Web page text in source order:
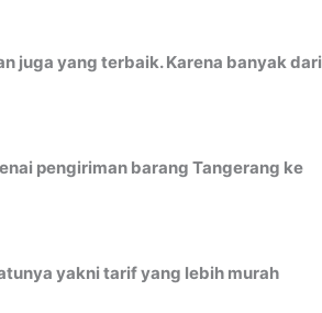
juga yang terbaik. Karena banyak dari
pengiriman barang Tangerang ke
yakni tarif yang lebih murah